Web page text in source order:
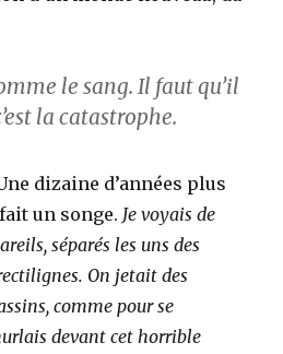
le sang. Il faut qu’il
la catastrophe.
dizaine d’années plus
un songe. Je voyais de
séparés les uns des
On jetait des
comme pour se
devant cet horrible